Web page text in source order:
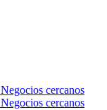
Negocios cercanos
Negocios cercanos